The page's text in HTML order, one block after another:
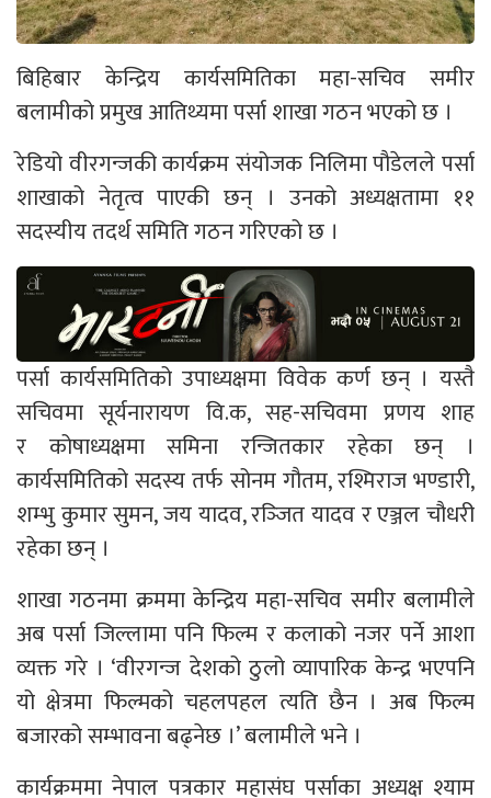
बिहिबार केन्द्रिय कार्यसमितिका महा-सचिव समीर
बलामीको प्रमुख आतिथ्यमा पर्सा शाखा गठन भएको छ ।
रेडियो वीरगन्जकी कार्यक्रम संयोजक निलिमा पौडेलले पर्सा
शाखाको नेतृत्व पाएकी छन् । उनको अध्यक्षतामा ११
सदस्यीय तदर्थ समिति गठन गरिएको छ ।
पर्सा कार्यसमितिको उपाध्यक्षमा विवेक कर्ण छन् । यस्तै
सचिवमा सूर्यनारायण वि.क, सह-सचिवमा प्रणय शाह
र कोषाध्यक्षमा समिना रन्जितकार रहेका छन् ।
कार्यसमितिको सदस्य तर्फ सोनम गौतम, रश्मिराज भण्डारी,
शम्भु कुमार सुमन, जय यादव, रञ्‍जित यादव र एञ्जल चौधरी
रहेका छन् ।
शाखा गठनमा क्रममा केन्द्रिय महा-सचिव समीर बलामीले
अब पर्सा जिल्लामा पनि फिल्म र कलाको नजर पर्ने आशा
व्यक्त गरे । ‘वीरगन्ज देशको ठुलो व्यापारिक केन्द्र भएपनि
यो क्षेत्रमा फिल्मको चहलपहल त्यति छैन । अब फिल्म
बजारको सम्भावना बढ्नेछ ।’ बलामीले भने ।
कार्यक्रममा नेपाल पत्रकार महासंघ पर्साका अध्यक्ष श्याम